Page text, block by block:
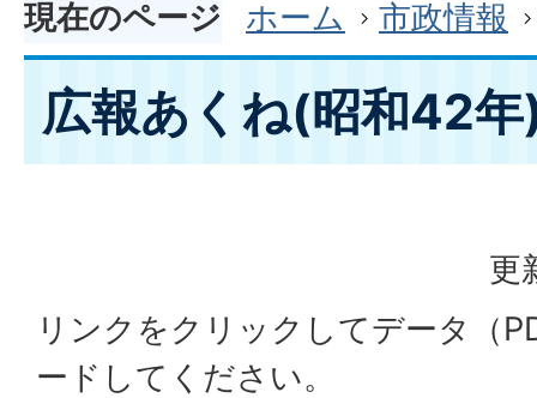
現在のページ ホーム 市政情報
広報あくね(昭和42
更
リンクをクリックしてデータ（
ードしてください。